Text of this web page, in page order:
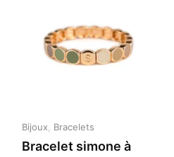
Bijoux Bracelets
Bracelet simone à